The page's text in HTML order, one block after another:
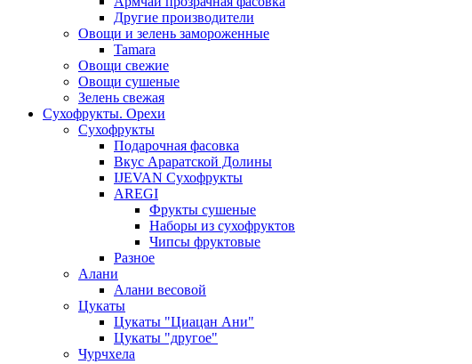
Другие производители
Овощи и зелень замороженные
Tamara
Овощи свежие
Овощи сушеные
Зелень свежая
Сухофрукты. Орехи
Сухофрукты
Подарочная фасовка
Вкус Араратской Долины
IJEVAN Сухофрукты
AREGI
Фрукты сушеные
Наборы из сухофруктов
Чипсы фруктовые
Разное
Алани
Алани весовой
Цукаты
Цукаты "Циацан Ани"
Цукаты "другое"
Чурчхела